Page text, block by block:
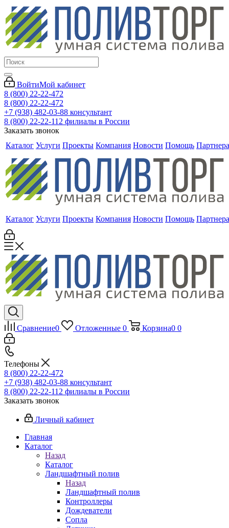
ВойтиМой кабинет
8 (800) 22-22-472
8 (800) 22-22-472
+7 (938) 482-03-88 консультант
8 (800) 22-22-112 филиалы в России
Заказать звонок
Каталог Услуги Проекты Компания Новости Помощь
Каталог Услуги Проекты Компания Новости Помощь
Сравнение0 Отложенные 0 Корзина0 0
Телефоны
8 (800) 22-22-472
+7 (938) 482-03-88 консультант
8 (800) 22-22-112 филиалы в России
Заказать звонок
Личный кабинет
Главная
Каталог
Назад
Каталог
Ландшафтный полив
Назад
Ландшафтный полив
Контроллеры
Дождеватели
Сопла